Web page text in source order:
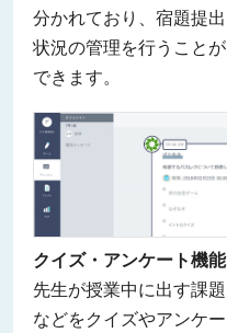
分かれており、宿題提出
状況の管理を行うことが
できます。
クイズ・アンケート機能
先生が授業中に出す課題
などをクイズやアンケー